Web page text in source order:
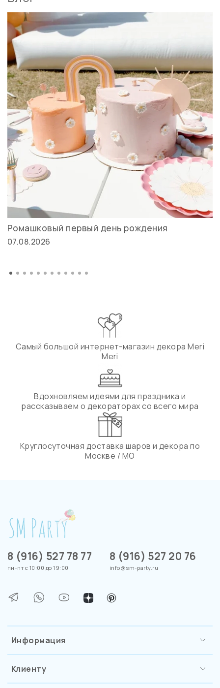
Ромашковый первый день рождения
07.08.2026
Самый большой интернет-магазин декора Meri
Meri
Вдохновляем идеями для праздника и
рассказываем о декораторах со всего мира
Круглосуточная доставка шаров и декора по
Москве / МО
Информация
Клиенту
8 (916) 527 78 77
пн-пт с 10:00 до 19:00
8 (916) 527 20 76
info@sm-party.ru